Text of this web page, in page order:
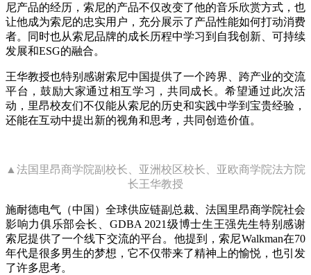
尼产品的经历，索尼的产品不仅改变了他的音乐欣赏方式，也
让他成为索尼的忠实用户，充分展示了产品性能如何打动消费
者。同时也从索尼品牌的成长历程中学习到自我创新、可持续
发展和ESG的融合。
王华教授也特别感谢索尼中国提供了一个跨界、跨产业的交流
平台，鼓励大家通过相互学习，共同成长。希望通过此次活
动，里昂校友们不仅能从索尼的历史和实践中学到宝贵经验，
还能在互动中提出新的视角和思考，共同创造价值。
▲法国里昂商学院副校长、亚洲校区校长、亚欧商学院法方院
长王华教授
施耐德电气（中国）全球供应链副总裁、法国里昂商学院社会
影响力俱乐部会长、GDBA 2021级博士生王强先生特别感谢
索尼提供了一个线下交流的平台。他提到，索尼Walkman在70
年代是很多男生的梦想，它不仅带来了精神上的愉悦，也引发
了许多思考。